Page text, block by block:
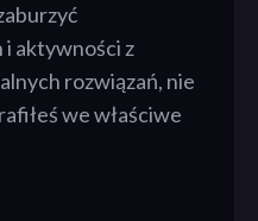
i aktywności z
rozwiązań, nie
we właściwe